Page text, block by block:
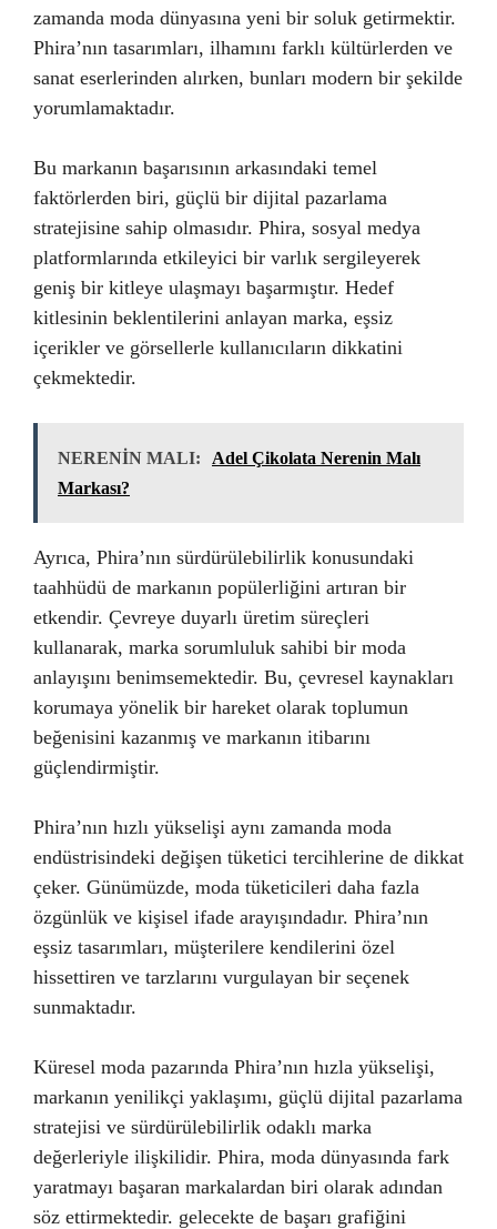
zamanda moda dünyasına yeni bir soluk getirmektir.
Phira’nın tasarımları, ilhamını farklı kültürlerden ve
sanat eserlerinden alırken, bunları modern bir şekilde
yorumlamaktadır.
Bu markanın başarısının arkasındaki temel
faktörlerden biri, güçlü bir dijital pazarlama
stratejisine sahip olmasıdır. Phira, sosyal medya
platformlarında etkileyici bir varlık sergileyerek
geniş bir kitleye ulaşmayı başarmıştır. Hedef
kitlesinin beklentilerini anlayan marka, eşsiz
içerikler ve görsellerle kullanıcıların dikkatini
çekmektedir.
NERENİN MALI:
Adel Çikolata Nerenin Malı
Markası?
Ayrıca, Phira’nın sürdürülebilirlik konusundaki
taahhüdü de markanın popülerliğini artıran bir
etkendir. Çevreye duyarlı üretim süreçleri
kullanarak, marka sorumluluk sahibi bir moda
anlayışını benimsemektedir. Bu, çevresel kaynakları
korumaya yönelik bir hareket olarak toplumun
beğenisini kazanmış ve markanın itibarını
güçlendirmiştir.
Phira’nın hızlı yükselişi aynı zamanda moda
endüstrisindeki değişen tüketici tercihlerine de dikkat
çeker. Günümüzde, moda tüketicileri daha fazla
özgünlük ve kişisel ifade arayışındadır. Phira’nın
eşsiz tasarımları, müşterilere kendilerini özel
hissettiren ve tarzlarını vurgulayan bir seçenek
sunmaktadır.
Küresel moda pazarında Phira’nın hızla yükselişi,
markanın yenilikçi yaklaşımı, güçlü dijital pazarlama
stratejisi ve sürdürülebilirlik odaklı marka
değerleriyle ilişkilidir. Phira, moda dünyasında fark
yaratmayı başaran markalardan biri olarak adından
söz ettirmektedir. gelecekte de başarı grafiğini